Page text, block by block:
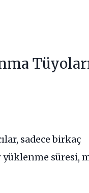
sadece birkaç
yüklenme süresi,